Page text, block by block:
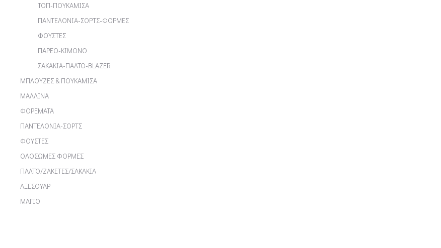
ΤΟΠ-ΠΟΥΚΑΜΙΣΑ
ΠΑΝΤΕΛΟΝΙΑ-ΣΟΡΤΣ-ΦΟΡΜΕΣ
ΦΟΥΣΤΕΣ
ΠΑΡΕΟ-ΚΙΜΟΝΟ
ΣΑΚΑΚΙΑ-ΠΑΛΤΟ-BLAZER
ΜΠΛΟΥΖΕΣ & ΠΟΥΚΑΜΙΣΑ
ΜΑΛΛΙΝΑ
ΦΟΡΕΜΑΤΑ
ΠΑΝΤΕΛΟΝΙΑ-ΣΟΡΤΣ
ΦΟΥΣΤΕΣ
ΟΛΟΣΩΜΕΣ ΦΟΡΜΕΣ
ΠΑΛΤΟ/ΖΑΚΕΤΕΣ/ΣΑΚΑΚΙΑ
ΑΞΕΣΟΥΑΡ
ΜΑΓΙΟ